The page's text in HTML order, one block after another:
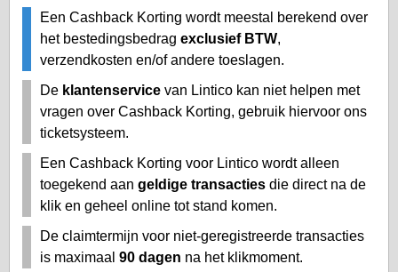
Een Cashback Korting wordt meestal berekend over
het bestedingsbedrag exclusief BTW,
verzendkosten en/of andere toeslagen.
De klantenservice van Lintico kan niet helpen met
vragen over Cashback Korting, gebruik hiervoor ons
ticketsysteem.
Een Cashback Korting voor Lintico wordt alleen
toegekend aan geldige transacties die direct na de
klik en geheel online tot stand komen.
De claimtermijn voor niet-geregistreerde transacties
is maximaal 90 dagen na het klikmoment.